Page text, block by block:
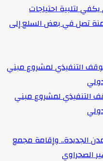
لتلبية احتياجات
تصل في بعض السلع إلى
التنفيذي لمشروع مبني